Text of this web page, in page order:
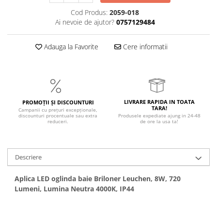
Cod Produs: 2059-018
Ai nevoie de ajutor? 0757129484
Adauga la Favorite Cere informatii
PROMOȚII ȘI DISCOUNTURI
Campanii cu prețuri excepționale,
discounturi procentuale sau extra
reduceri.
LIVRARE RAPIDA IN TOATA
TARA!
Produsele expediate ajung in 24-48
de ore la usa ta!
Descriere
Aplica LED oglinda baie Briloner Leuchen, 8W, 720
Lumeni, Lumina Neutra 4000K, IP44